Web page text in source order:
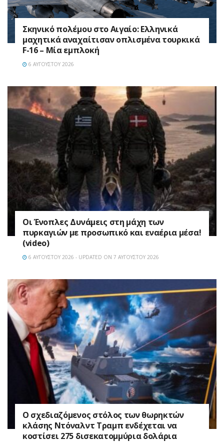
Σκηνικό πολέμου στο Αιγαίο: Ελληνικά
μαχητικά αναχαίτισαν οπλισμένα τουρκικά
F-16 – Μία εμπλοκή
6 ΑΥΓΟΎΣΤΟΥ 2026
Οι Ένοπλες Δυνάμεις στη μάχη των
πυρκαγιών με προσωπικό και εναέρια μέσα!
(video)
6 ΑΥΓΟΎΣΤΟΥ 2026 - UPDATED ON 7 ΑΥΓΟΎΣΤΟΥ 2026
Ο σχεδιαζόμενος στόλος των θωρηκτών
κλάσης Ντόναλντ Τραμπ ενδέχεται να
κοστίσει 275 δισεκατομμύρια δολάρια